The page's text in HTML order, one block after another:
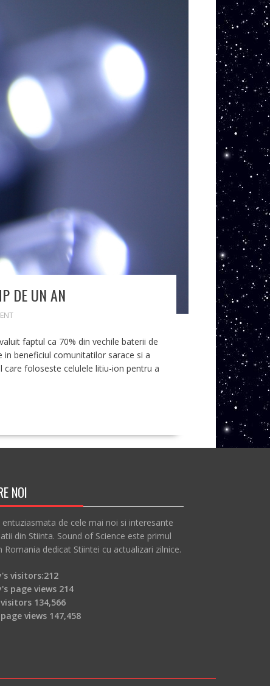
DE UN AN
faptul ca 70% din vechile baterii de
beneficiul comunitatilor sarace si a
foloseste celulele litiu-ion pentru a
NOI
entuziasmata de cele mai noi si interesante
din Stiinta. Sound of Science este primul
Romania dedicat Stiintei cu actualizari zilnice.
visitors:212
page views 214
134,566
views 147,458